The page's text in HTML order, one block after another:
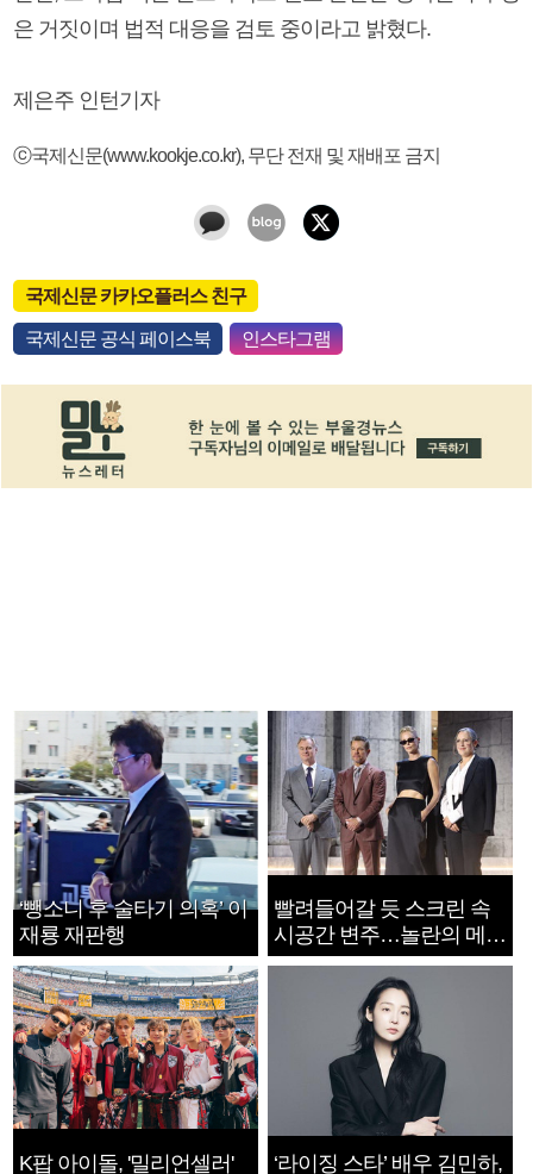
은 거짓이며 법적 대응을 검토 중이라고 밝혔다.
제은주 인턴기자
ⓒ국제신문(www.kookje.co.kr), 무단 전재 및 재배포 금지
국제신문 카카오플러스 친구
국제신문 공식 페이스북 인스타그램
‘뺑소니 후 술타기 의혹’ 이
재룡 재판행
빨려들어갈 듯 스크린 속
시공간 변주…놀란의 메시
지는 ‘전쟁 속죄’
K팝 아이돌, '밀리언셀러' ‘라이징 스타’ 배우 김민하,